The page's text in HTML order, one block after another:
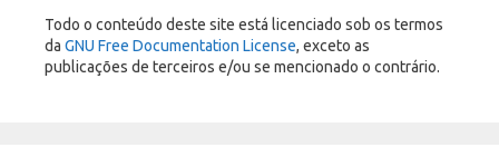
Todo o conteúdo deste site está licenciado sob os termos
da GNU Free Documentation License, exceto as
publicações de terceiros e/ou se mencionado o contrário.